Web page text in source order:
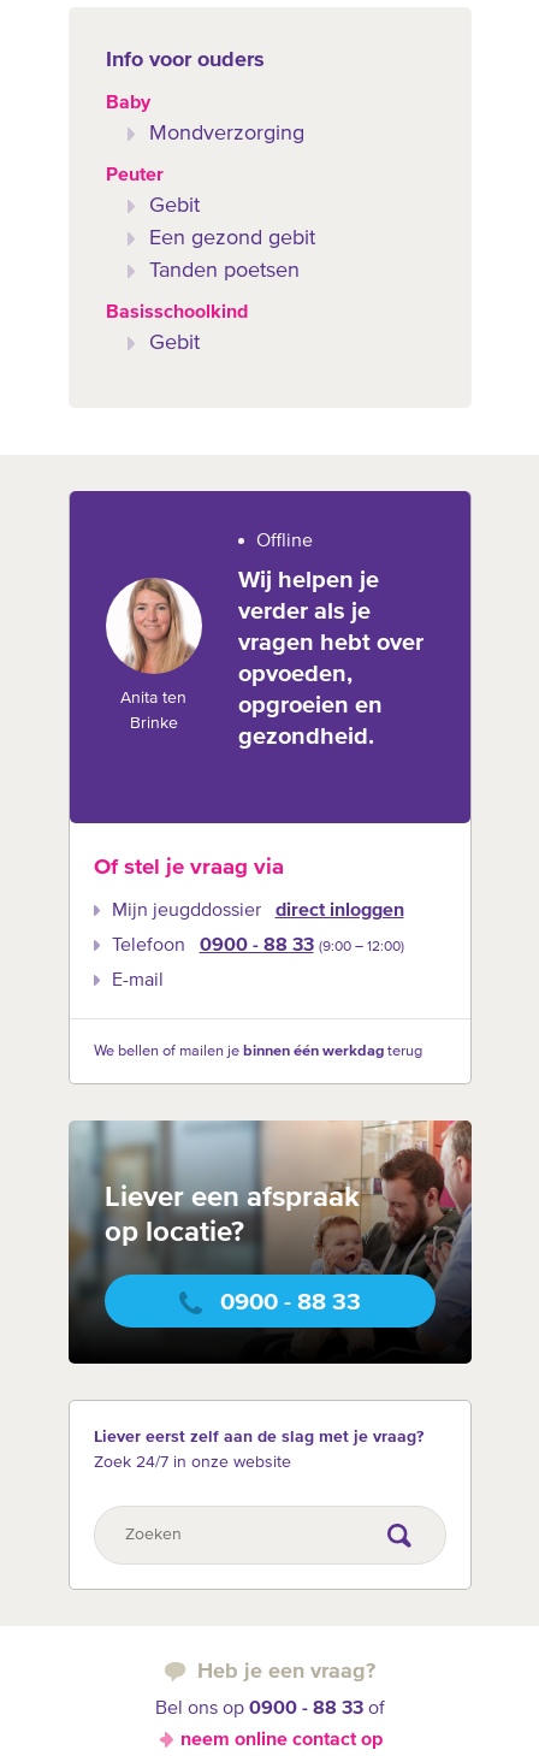
Info voor ouders
Baby
Mondverzorging
Peuter
Gebit
Een gezond gebit
Tanden poetsen
Basisschoolkind
Gebit
Anita ten
Brinke
Offline
Wij helpen je
verder als je
vragen hebt over
opvoeden,
opgroeien en
gezondheid.
Of stel je vraag via
Mijn jeugddossier
direct inloggen
Telefoon
0900 - 88 33 (9:00 –‍ 12:00)
E-mail
We bellen of mailen je binnen één werkdagterug
Liever een afspraak
op locatie?
0900 - 88 33
Liever eerst zelf aan de slag met je vraag?
Zoek 24/7 in onze website
Heb je een vraag?
Bel ons op 0900 - 88 33of
neem online contact op